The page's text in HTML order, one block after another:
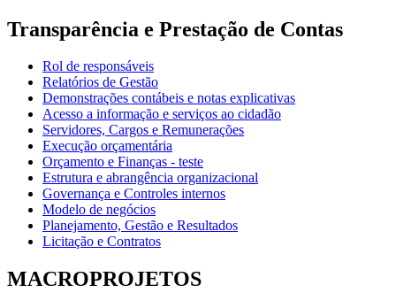
Transparência e Prestação de Contas
Rol de responsáveis
Relatórios de Gestão
Demonstrações contábeis e notas explicativas
Acesso a informação e serviços ao cidadão
Servidores, Cargos e Remunerações
Execução orçamentária
Orçamento e Finanças - teste
Estrutura e abrangência organizacional
Governança e Controles internos
Modelo de negócios
Planejamento, Gestão e Resultados
Licitação e Contratos
MACROPROJETOS